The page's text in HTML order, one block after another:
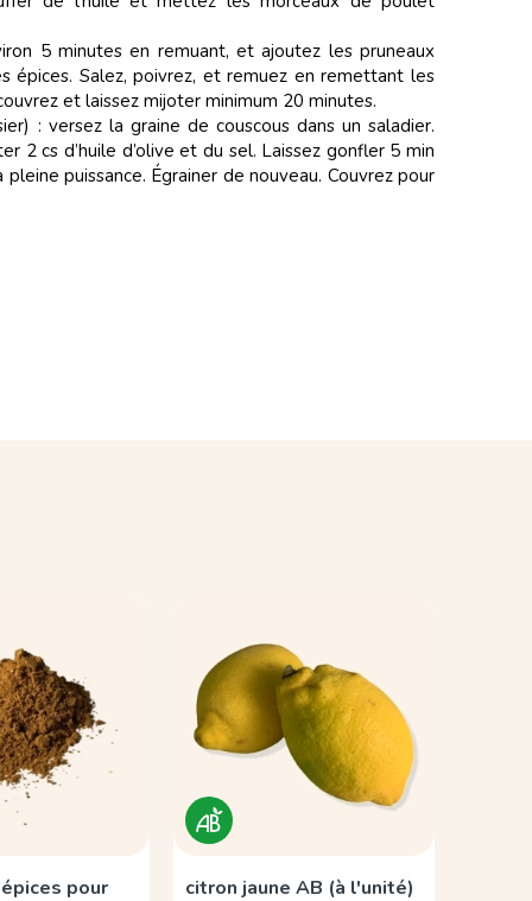
5 minutes en remuant, et ajoutez les pruneaux
épices. Salez, poivrez, et remuez en remettant les
et laissez mijoter minimum 20 minutes.
: versez la graine de couscous dans un saladier.
2 cs d’huile d’olive et du sel. Laissez gonfler 5 min
puissance. Égrainer de nouveau. Couvrez pour
pour
citron jaune AB (à l'unité)